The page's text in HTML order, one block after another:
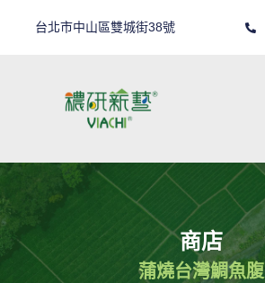
台北市中山區雙城街38號
商店
蒲燒台灣鯛魚腹